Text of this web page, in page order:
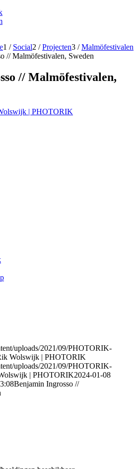
1 / Social2 / Projecten3 / Malmöfestivalen
// Malmöfestivalen, Sweden
// Malmöfestivalen,
| PHOTORIK
uploads/2021/09/PHOTORIK-
Wolswijk | PHOTORIK
uploads/2021/09/PHOTORIK-
| PHOTORIK2024-01-08
Benjamin Ingrosso //